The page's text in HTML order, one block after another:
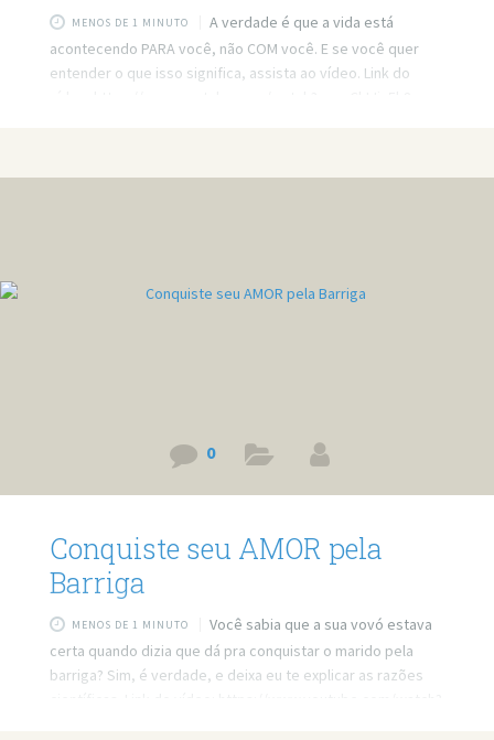
MENOS DE 1 MINUTO
A verdade é que a vida está
acontecendo PARA você, não COM você. E se você quer
entender o que isso significa, assista ao vídeo. Link do
0
Conquiste seu AMOR pela
Barriga
MENOS DE 1 MINUTO
Você sabia que a sua vovó estava
certa quando dizia que dá pra conquistar o marido pela
barriga? Sim, é verdade, e deixa eu te explicar as razões